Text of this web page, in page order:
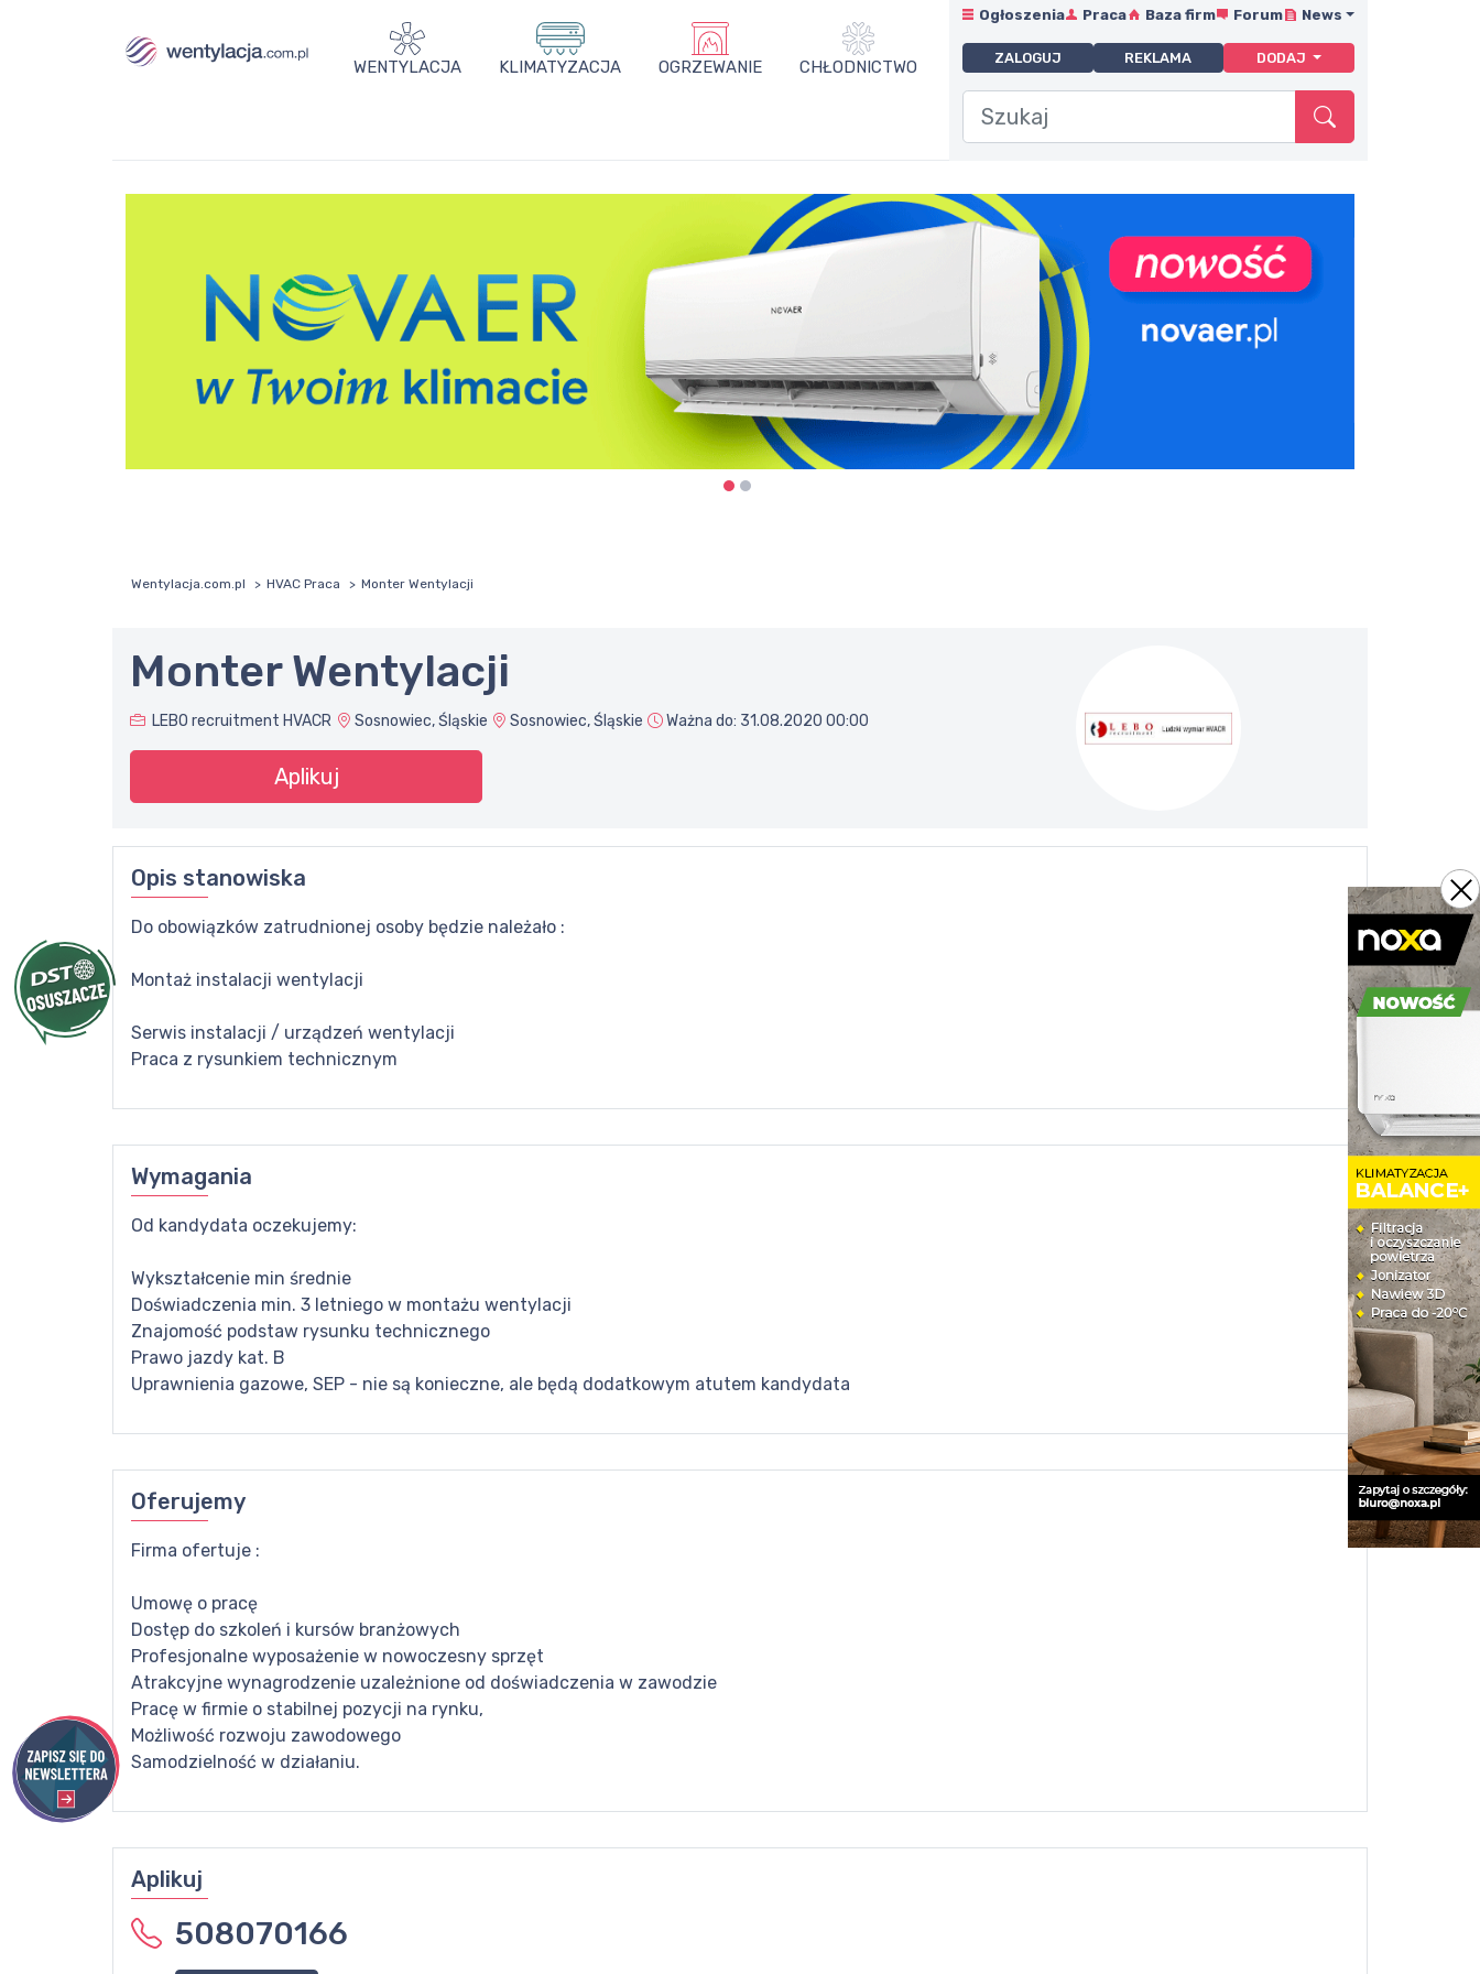
WENTYLACJA KLIMATYZACJA OGRZEWANIE CHŁODNICTWO
Ogłoszenia Praca Baza firm Forum News
ZALOGUJ REKLAMA DODAJ
Wentylacja.com.pl HVAC Praca Monter Wentylacji
Monter Wentylacji
LEBO recruitment HVACR Sosnowiec, Śląskie Sosnowiec, Śląskie Ważna do: 31.08.2020 00:00
Aplikuj
Opis stanowiska
Do obowiązków zatrudnionej osoby będzie należało :
Montaż instalacji wentylacji
Serwis instalacji / urządzeń wentylacji
Praca z rysunkiem technicznym
Wymagania
Od kandydata oczekujemy:
Wykształcenie min średnie
Doświadczenia min. 3 letniego w montażu wentylacji
Znajomość podstaw rysunku technicznego
Prawo jazdy kat. B
Uprawnienia gazowe, SEP - nie są konieczne, ale będą dodatkowym atutem kandydata
Oferujemy
Firma ofertuje :
Umowę o pracę
Dostęp do szkoleń i kursów branżowych
Profesjonalne wyposażenie w nowoczesny sprzęt
Atrakcyjne wynagrodzenie uzależnione od doświadczenia w zawodzie
Pracę w firmie o stabilnej pozycji na rynku,
Możliwość rozwoju zawodowego
Samodzielność w działaniu.
Aplikuj
508070166